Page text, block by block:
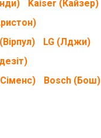
Kaiser (Кайзер)
LG (Лджи)
Bosch (Бош)